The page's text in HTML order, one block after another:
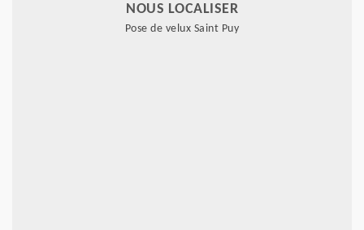
NOUS LOCALISER
Pose de velux Saint Puy